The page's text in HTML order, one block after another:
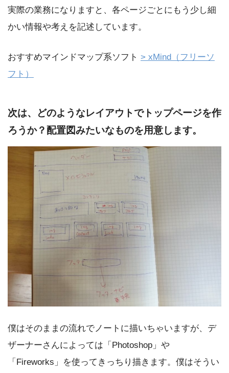
実際の業務になりますと、各ページごとにもう少し細
かい情報や考えを記述しています。
おすすめマインドマップ系ソフト > xMind（フリーソ
フト）
次は、どのようなレイアウトでトップページを作
ろうか？配置図みたいなものを用意します。
僕はそのままの流れでノートに描いちゃいますが、デ
ザーナーさんによっては「Photoshop」や
「Fireworks」を使ってきっちり描きます。僕はそうい